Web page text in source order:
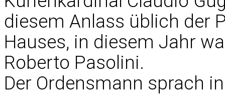
diesem Anlass üblich der
Hauses, in diesem Jahr
Roberto Pasolini.
Der Ordensmann sprach